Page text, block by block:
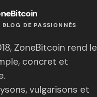
BLOG DE PASSIONNÉS
ZoneBitcoin rend le
concret et
vulgarisons et